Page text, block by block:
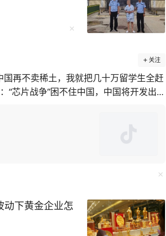
关注
再不卖稀土，我就把几十万留学生全赶
“芯片战争”困不住中国，中国将开发出自
，施压中
便让F-35战机生产线告急。而“一带一
中稳如磐石。 还有无人机碾
动下黄金企业怎